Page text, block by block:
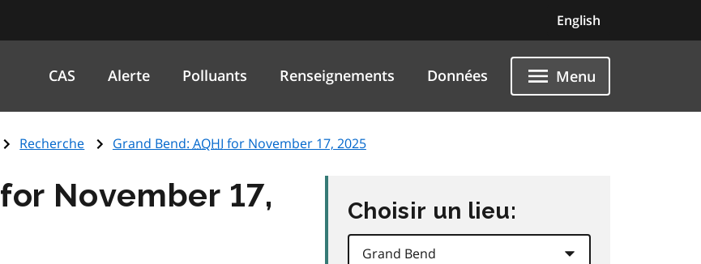
English
CAS Alerte Polluants Renseignements Données Menu
Recherche Grand Bend: AQHI for November 17, 2025
for November 17,
Choisir un lieu: